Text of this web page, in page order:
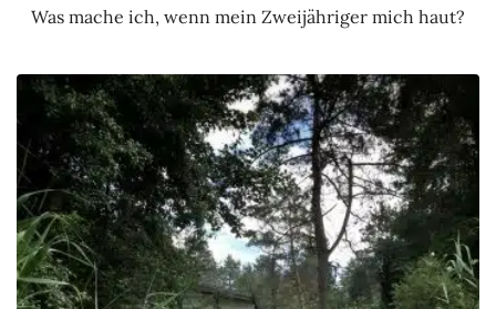
Was mache ich, wenn mein Zweijähriger mich haut?